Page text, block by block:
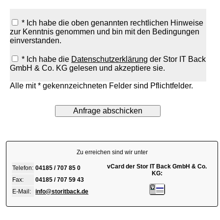
* Ich habe die oben genannten rechtlichen Hinweise
zur Kenntnis genommen und bin mit den Bedingungen
einverstanden.
* Ich habe die Datenschutzerklärung der Stor IT Back
GmbH & Co. KG gelesen und akzeptiere sie.
Alle mit * gekennzeichneten Felder sind Pflichtfelder.
Zu erreichen sind wir unter
Telefon: 04185 / 707 85 0
vCard der Stor IT Back GmbH & Co.
KG:
Fax:
04185 / 707 59 43
E-Mail:
info@storitback.de